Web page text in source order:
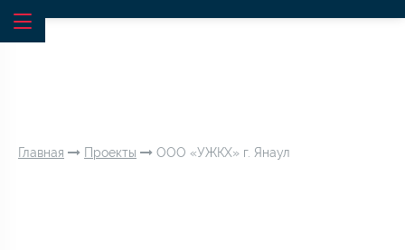
Главная Проекты ООО «УЖКХ» г. Янаул